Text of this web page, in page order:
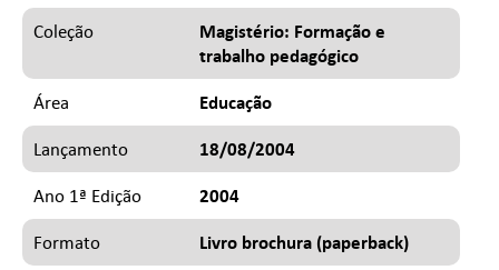
Coleção
Magistério: Formação e
trabalho pedagógico
Área Educação
Lançamento 18/08/2004
Ano 1ª Edição 2004
Formato Livro brochura (paperback)